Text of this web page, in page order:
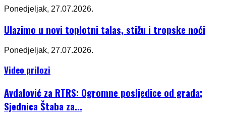
Ponedjeljak, 27.07.2026.
Ulazimo u novi toplotni talas, stižu i tropske noći
Ponedjeljak, 27.07.2026.
Video prilozi
Avdalović za RTRS: Ogromne posljedice od grada;
Sjednica Štaba za...